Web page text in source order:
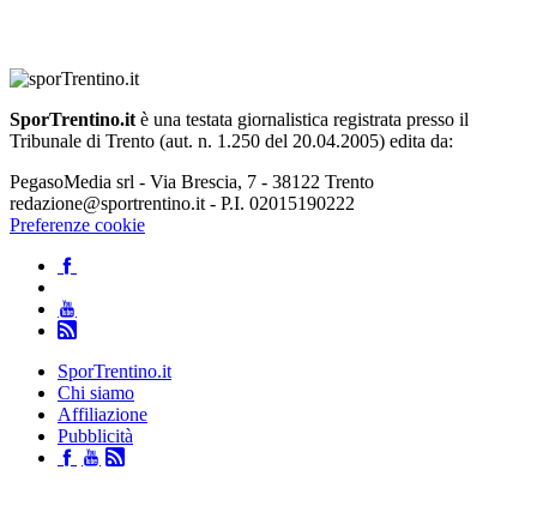
SporTrentino.it è una testata giornalistica registrata presso il
Tribunale di Trento (aut. n. 1.250 del 20.04.2005) edita da:
PegasoMedia srl - Via Brescia, 7 - 38122 Trento
redazione@sportrentino.it - P.I. 02015190222
Preferenze cookie
SporTrentino.it
Chi siamo
Affiliazione
Pubblicità